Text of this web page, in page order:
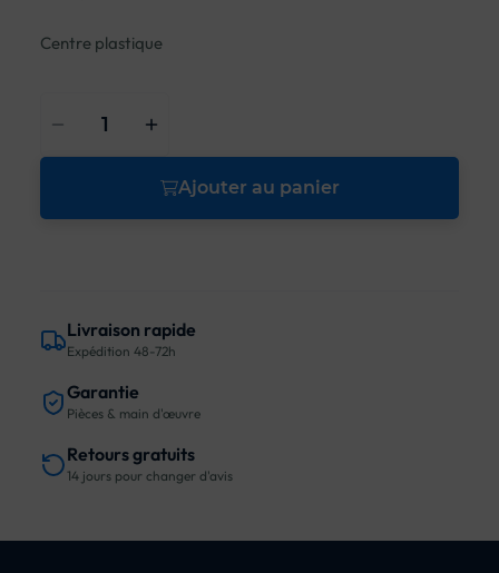
Centre plastique
Ajouter au panier
Livraison rapide
Expédition 48-72h
Garantie
Pièces & main d'œuvre
Retours gratuits
14 jours pour changer d'avis